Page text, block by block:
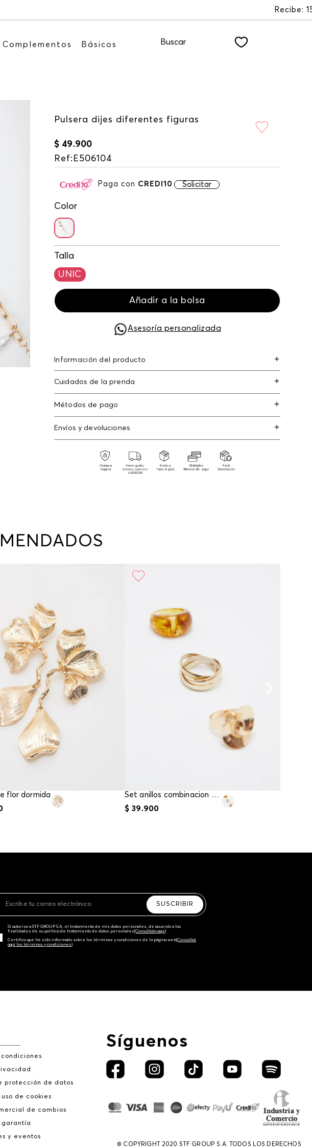
Complementos Básicos Buscar
Pulsera dijes diferentes figuras
$ 49.900
Ref: E506104
Paga con CREDI10 Solicitar
Color
Talla
UNIC
Añadir a la bolsa
Asesoría personalizada
Información del producto
Pulsera dijes diferentes figuras pulsera dijes diferentes
Cuidados de la prenda
Métodos de pago
Tarjetas de crédito: Visa, Dinners, Master Card y
Tarjetas débito: Maestro, Electron.
Otros: Pago bancario y Efecty.
Envíos y devoluciones
nuestros productos, lo puedes hacer de dos maneras:
En cualquiera de nuestras tiendas ELA del país excepto
(15) días calendario luego de la entrega del producto.
pedido o utilizar un empaque de tu preferencia, sin
se vea afectada su integridad durante el proceso de
transporte. El costo del transporte del primer cambio
del producto será asumido por STF GROUP S.A si
llegase a presentar inconformidad con el mismo
producto, los costos de transporte adicionales serán
asumidos por el cliente.
Recuerda que para el trámite del envío deberás
contactarte con un agente de servicio al cliente quien
te indicará los pasos a seguir y posteriormente
programará la recogida del producto en la dirección
acordada.
flor dormida Set anillos combinacion materiales
$ 39.900
SUSCRIBIR
Sí autorizo a STF GROUP S.A. el tratamiento de mis datos personales, de acuerdo a las
finalidades de su política de tratamiento de datos personales‎(Consúltala aquí)
Certifico que he sido informado sobre los términos y condiciones de la página web‎(Consúltal
aquí los términos y condiciones)
Síguenos
© COPYRIGHT 2020 STF GROUP S.A. TODOS LOS DERECHOS
condiciones
protección de datos
de cookies
de cambios
garantía
y eventos